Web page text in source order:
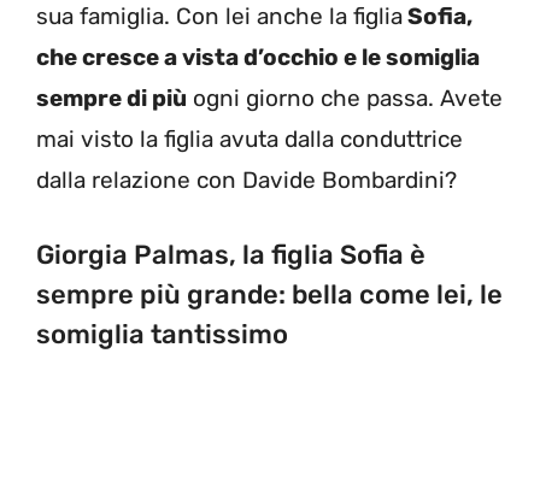
sua famiglia. Con lei anche la figliaSofia,
che cresce a vista d’occhio e le somiglia
sempre di più ogni giorno che passa. Avete
mai visto la figlia avuta dalla conduttrice
dalla relazione con Davide Bombardini?
Giorgia Palmas, la figlia Sofia è
sempre più grande: bella come lei, le
somiglia tantissimo